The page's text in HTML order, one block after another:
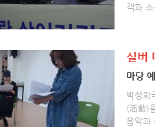
객과
실버
마당
박성희
(活動)
음악과